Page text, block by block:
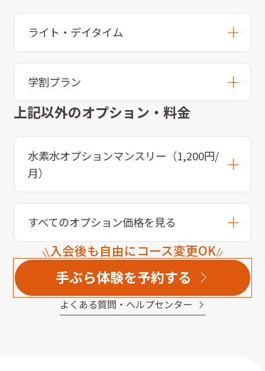
ライト・デイタイム
学割プラン
上記以外のオプション・料金
水素水オプションマンスリー（1,200円/
月）
すべてのオプション価格を見る
入会後も自由にコース変更OK
手ぶら体験を予約する
よくある質問・へルプセンター